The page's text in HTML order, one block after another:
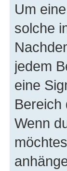
Um
solche
jedem
eine
Bereich
Wenn